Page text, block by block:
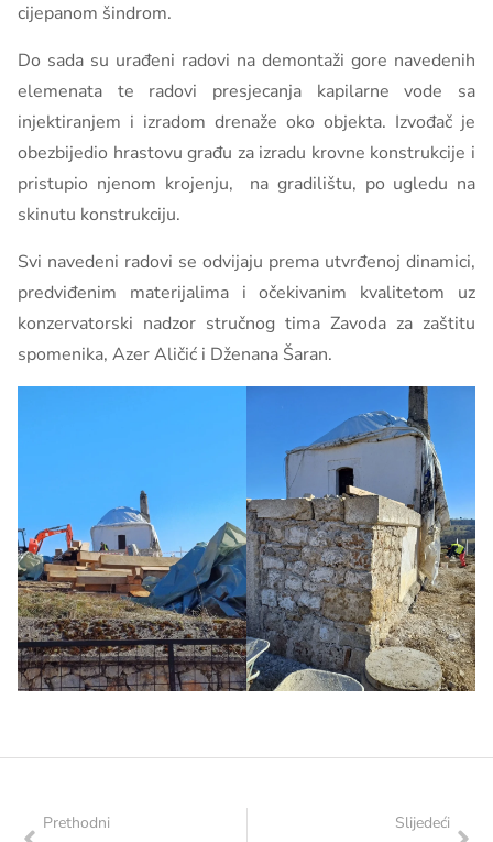
cijepanom šindrom.
Do sada su urađeni radovi na demontaži gore navedenih
elemenata te radovi presjecanja kapilarne vode sa
injektiranjem i izradom drenaže oko objekta. Izvođač je
obezbijedio hrastovu građu za izradu krovne konstrukcije i
pristupio njenom krojenju, na gradilištu, po ugledu na
skinutu konstrukciju.
Svi navedeni radovi se odvijaju prema utvrđenoj dinamici,
predviđenim materijalima i očekivanim kvalitetom uz
konzervatorski nadzor stručnog tima Zavoda za zaštitu
spomenika, Azer Aličić i Dženana Šaran.
Prethodni
Slijedeći